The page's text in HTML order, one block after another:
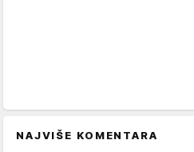
NAJVIŠE KOMENTARA